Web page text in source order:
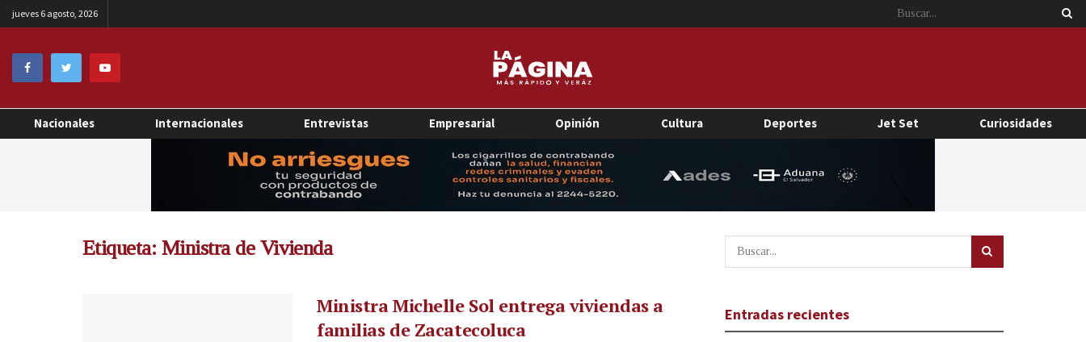
jueves 6 agosto, 2026
Nacionales Internacionales Entrevistas Empresarial Opinión Cultura Deportes Jet Set Curiosidades
Etiqueta: Ministra de Vivienda
Ministra Michelle Sol entrega viviendas a
familias de Zacatecoluca
Entradas recientes